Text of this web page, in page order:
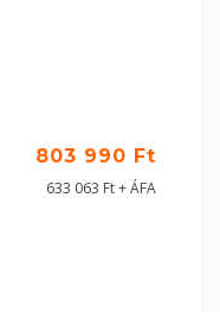
803 990 Ft
633 063 Ft + ÁFA